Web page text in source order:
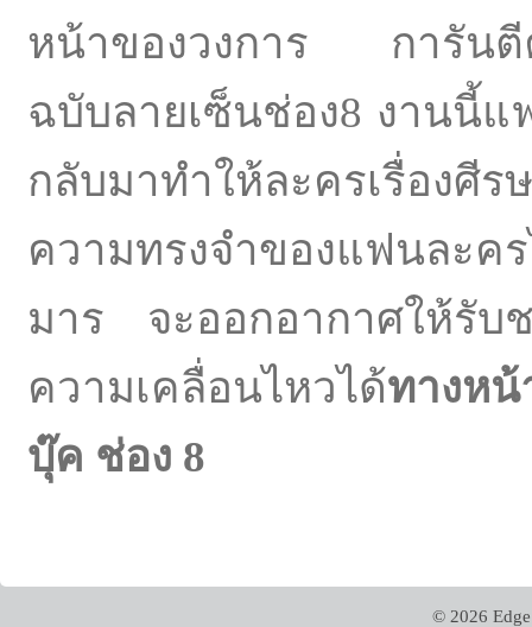
หน้าของวงการ การันตี
ฉบับลายเซ็นช่อง8 งานนี้
กลับมาทำให้ละครเรื่อง
ความทรงจำของแฟนละ
มาร จะออกอากาศให้รั
ความเคลื่อนไหวได้ทางหน้
บุ๊ค ช่อง 8
© 2026